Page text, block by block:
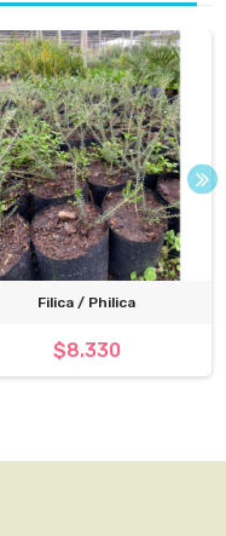
Filica / Philica
$8.330